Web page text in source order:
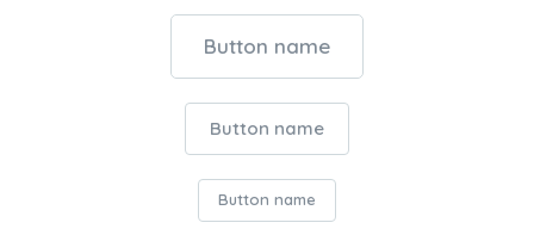
Button name
Button name
Button name